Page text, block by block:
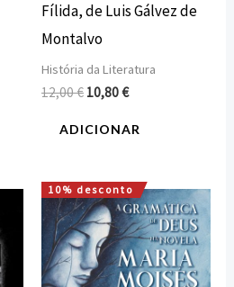
Fílida, de Luis Gálvez de
Montalvo
História da Literatura
12,00€ 10,80€
ADICIONAR
10% desconto
O
preço
original
era:
12,00 €.
O
preço
atual
é:
10,80 €.